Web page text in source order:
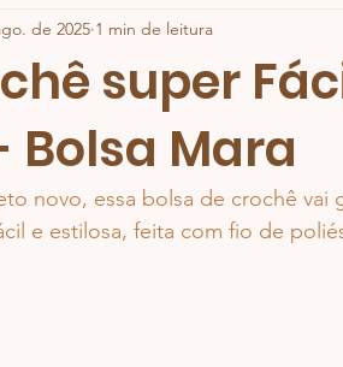
super
Bolsa Mara
de 2025 1 min de leitura
novo, essa bolsa de crochê vai
e estilosa, feita com fio de